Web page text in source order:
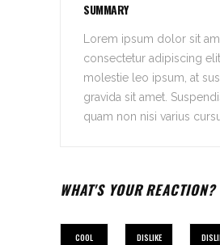
SUMMARY
Lorem ipsum dolor sit
consectetur adipiscing
molestie leo ipsum, at
gravida sit amet.
quam non nisi varius
WHAT'S YOUR REACTION?
COOL
DISLIKE